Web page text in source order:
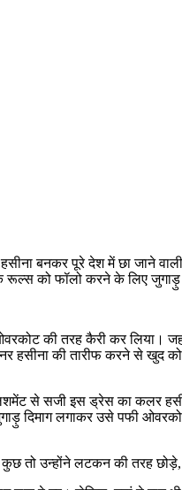
बनकर पूरे देश में छा जाने
को फॉलो करने के लिए जुगाड़ु
की तरह कैरी कर लिया।
की तारीफ करने से खुद को
से सजी इस ड्रेस का कलर
दिमाग लगाकर उसे पफी
तो उन्होंने लटकन की तरह